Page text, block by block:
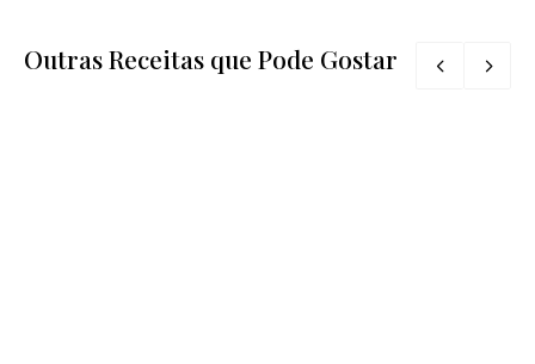
Outras Receitas que Pode Gostar